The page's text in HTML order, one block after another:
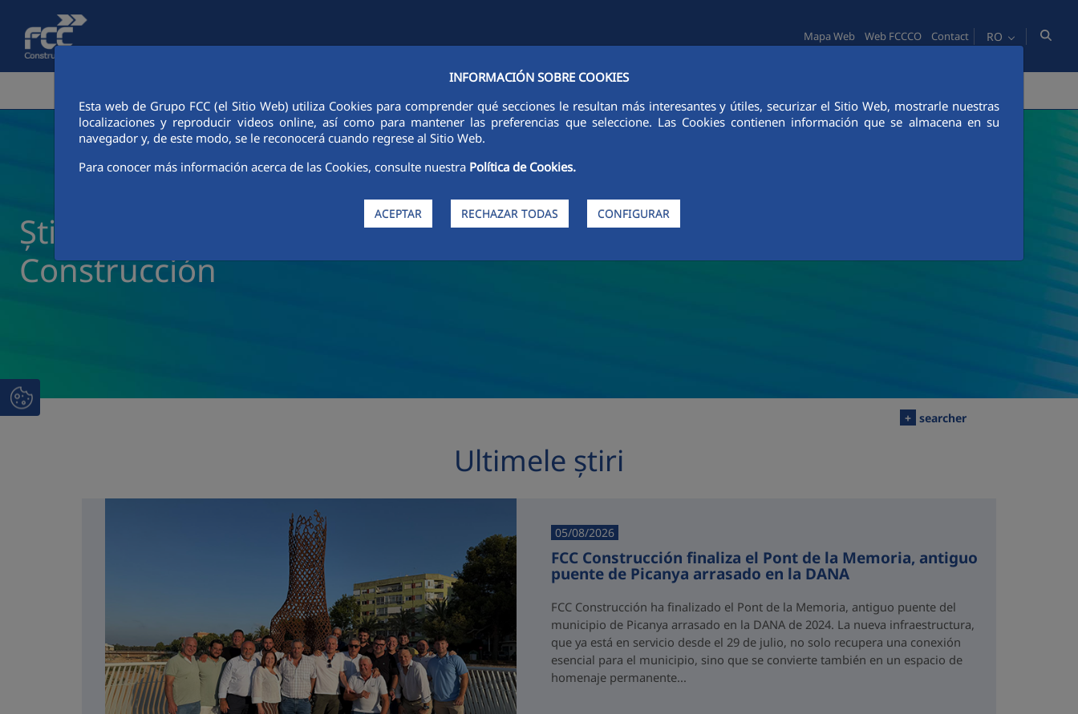
Skip to Main Content
INFORMACIÓN SOBRE COOKIES
Esta web de Grupo FCC (el Sitio Web) utiliza Cookies para comprender qué secciones le resultan más interesantes y útiles, securizar el Sitio Web, mostrarle nuestras
localizaciones y reproducir videos online, así como para mantener las preferencias que seleccione. Las Cookies contienen información que se almacena en su
navegador y, de este modo, se le reconocerá cuando regrese al Sitio Web.
Para conocer más información acerca de las Cookies, consulte nuestra Política de Cookies.
ACEPTAR RECHAZAR TODAS CONFIGURAR
Mapa Web Web FCCCO Contact RO
Știri și actualități FCC
Construcción
+ searcher
Ultimele știri
05/08/2026
FCC Construcción finaliza el Pont de la Memoria, antiguo
puente de Picanya arrasado en la DANA
FCC Construcción ha finalizado el Pont de la Memoria, antiguo puente del
municipio de Picanya arrasado en la DANA de 2024. La nueva infraestructura,
que ya está en servicio desde el 29 de julio, no solo recupera una conexión
esencial para el municipio, sino que se convierte también en un espacio de
homenaje permanente...